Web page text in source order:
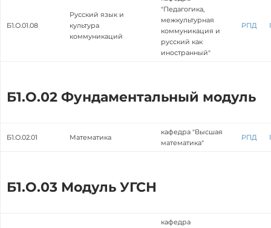
Б1.О.01.08
Русский язык и
культура
коммуникаций
"Педагогика,
межкультурная
коммуникация и
русский как
иностранный"
РПД
Б1.О.02 Фундаментальный модуль
Б1.О.02.01 Математика
кафедра "Высшая
математика"
РПД
Б1.О.03 Модуль УГСН
кафедра